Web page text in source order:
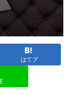
はてブ